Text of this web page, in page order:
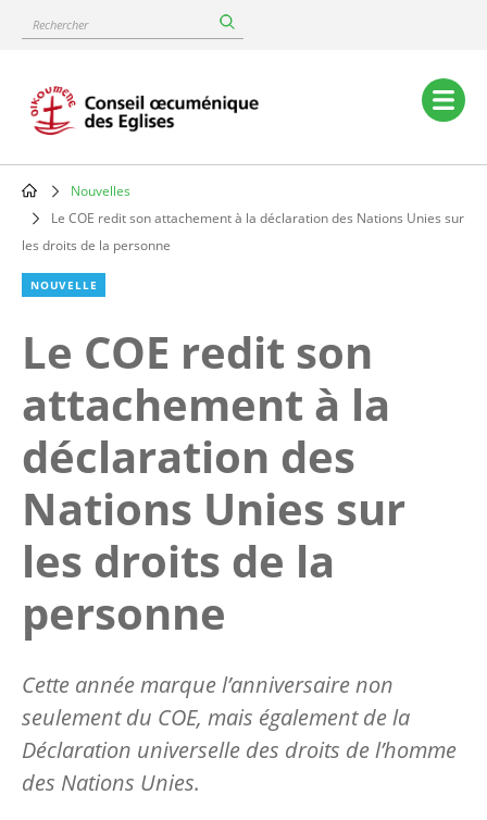
content
Rechercher
Main
navigation
Breadcrumb
Nouvelles
Le COE redit son attachement à la déclaration des Nations Unies sur
les droits de la personne
NOUVELLE
Le COE redit son
attachement à la
déclaration des
Nations Unies sur
les droits de la
personne
Cette année marque l’anniversaire non
seulement du COE, mais également de la
Déclaration universelle des droits de l’homme
des Nations Unies.